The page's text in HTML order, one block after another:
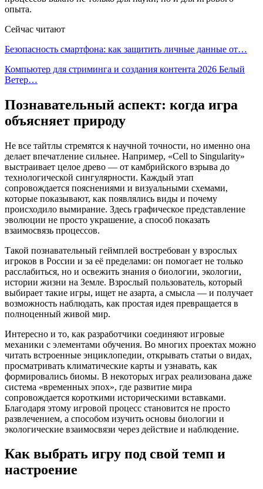
опыта.
Сейчас читают
Безопасность смартфона: как защитить личные данные от…
Компьютер для стриминга и создания контента 2026 Белый
Ветер…
Познавательный аспект: когда игра
объясняет природу
Не все тайтлы стремятся к научной точности, но именно она
делает впечатление сильнее. Например, «Cell to Singularity»
выстраивает целое древо — от камбрийского взрыва до
технологической сингулярности. Каждый этап
сопровождается пояснениями и визуальными схемами,
которые показывают, как появлялись виды и почему
происходило вымирание. Здесь графическое представление
эволюции не просто украшение, а способ показать
взаимосвязь процессов.
Такой познавательный геймплей востребован у взрослых
игроков в России и за её пределами: он помогает не только
расслабиться, но и освежить знания о биологии, экологии,
истории жизни на Земле. Взрослый пользователь, который
выбирает такие игры, ищет не азарта, а смысла — и получает
возможность наблюдать, как простая идея превращается в
полноценный живой мир.
Интересно и то, как разработчики соединяют игровые
механики с элементами обучения. Во многих проектах можно
читать встроенные энциклопедии, открывать статьи о видах,
просматривать климатические карты и узнавать, как
формировались биомы. В некоторых играх реализована даже
система «временных эпох», где развитие мира
сопровождается короткими историческими вставками.
Благодаря этому игровой процесс становится не просто
развлечением, а способом изучить основы биологии и
экологические взаимосвязи через действие и наблюдение.
Как выбрать игру под свой темп и
настроение